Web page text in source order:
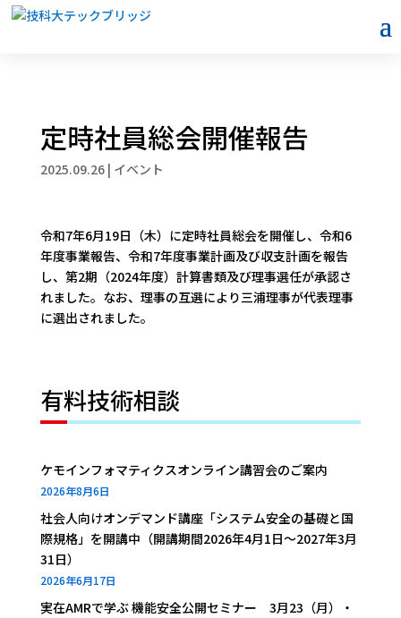
定時社員総会開催報告
2025.09.26| イベント
令和7年6月19日（木）に定時社員総会を開催し、令和6
年度事業報告、令和7年度事業計画及び収支計画を報告
し、第2期（2024年度）計算書類及び理事選任が承認さ
れました。なお、理事の互選により三浦理事が代表理事
に選出されました。
有料技術相談
ケモインフォマティクスオンライン講習会のご案内
2026年8月6日
社会人向けオンデマンド講座「システム安全の基礎と国
際規格」を開講中（開講期間2026年4月1日～2027年3月
31日）
2026年6月17日
実在AMRで学ぶ 機能安全公開セミナー 3月23（月）・